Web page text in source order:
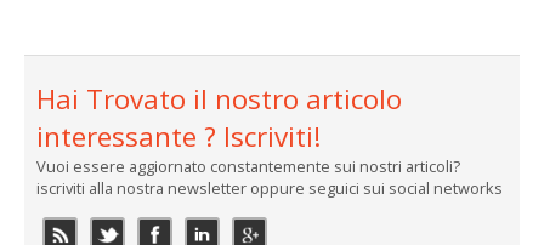
Hai Trovato il nostro articolo
interessante ? Iscriviti!
Vuoi essere aggiornato constantemente sui nostri articoli?
iscriviti alla nostra newsletter oppure seguici sui social networks